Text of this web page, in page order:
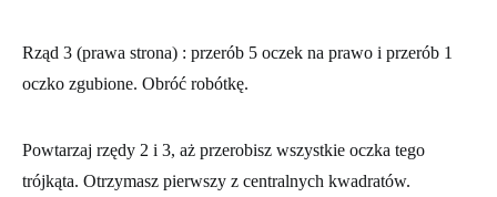
Rząd 3 (prawa strona) : przerób 5 oczek na prawo i przerób 1
oczko zgubione. Obróć robótkę.
Powtarzaj rzędy 2 i 3, aż przerobisz wszystkie oczka tego
trójkąta. Otrzymasz pierwszy z centralnych kwadratów.